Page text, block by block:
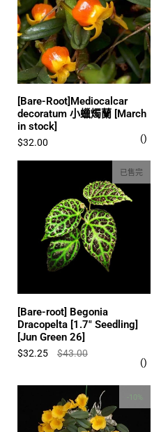
[Bare-Root]Mediocalcar
decoratum 小蠟燭蘭 [March
in stock]
$32.00
[Bare-root] Begonia
Dracopelta [1.7" Seedling]
[Jun Green 26]
$32.25 $43.00
已售完
-10%